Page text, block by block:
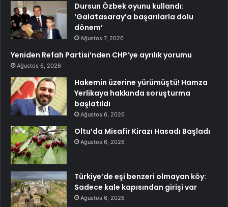
Dursun Özbek oyunu kullandı:
‘Galatasaray’a başarılarla dolu
dönem’
Ağustos 7, 2026
Yeniden Refah Partisi’nden CHP’ye ayrılık yorumu
Ağustos 6, 2026
Hakemin üzerine yürümüştü! Hamza
Yerlikaya hakkında soruşturma
başlatıldı
Ağustos 6, 2026
Oltu’da Misafir Kirazı Hasadı Başladı
Ağustos 6, 2026
Türkiye’de eşi benzeri olmayan köy:
Sadece kale kapısından girişi var
Ağustos 6, 2026